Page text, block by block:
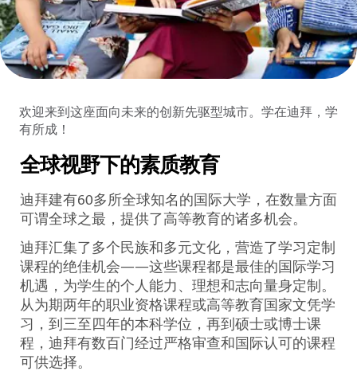
欢迎来到这座面向未来的创新先驱型城市。学在迪拜，学
有所成！
全球视野下的素质教育
迪拜建有60多所全球知名的国际大学，在数量方面
可谓全球之最，提供了高等教育的诸多机会。
迪拜汇集了多个民族和多元文化，营造了学习定制
课程的绝佳机会——这些课程都是最佳的国际学习
机遇，为学生的个人能力、理想和志向量身定制。
从为期两年的职业资格课程或高等教育国家文凭学
习，到三至四年的本科学位，再到硕士或博士课
程，迪拜有数百门经过严格审查和国际认可的课程
可供选择。